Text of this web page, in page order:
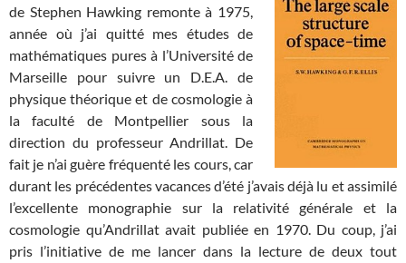
de Stephen Hawking remonte à 1975,
année où j’ai quitté mes études de
mathématiques pures à l’Université de
Marseille pour suivre un D.E.A. de
physique théorique et de cosmologie à
la faculté de Montpellier sous la
direction du professeur Andrillat. De
fait je n’ai guère fréquenté les cours, car
durant les précédentes vacances d’été j’avais déjà lu et assimilé
l’excellente monographie sur la relativité générale et la
cosmologie qu’Andrillat avait publiée en 1970. Du coup, j’ai
pris l’initiative de me lancer dans la lecture de deux tout